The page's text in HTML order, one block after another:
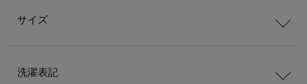
サイズ
洗濯表記